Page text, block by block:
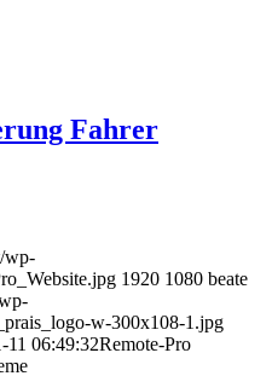
Fahrer
wp-
1920 1080 beate
w-300x108-1.jpg
11 06:49:32Remote-Pro